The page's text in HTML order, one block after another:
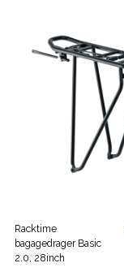
Racktime
bagagedrager Basic
2.0, 28inch